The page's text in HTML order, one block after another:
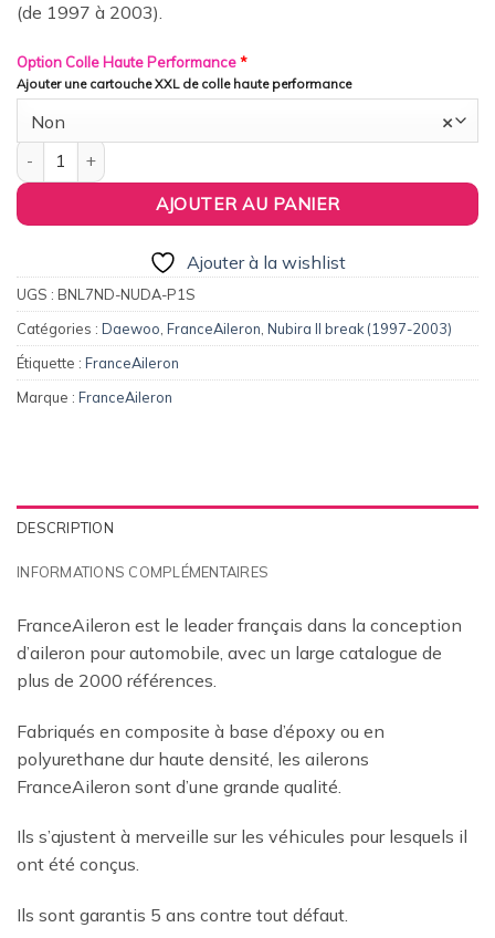
(de 1997 à 2003).
Option Colle Haute Performance*
Ajouter une cartouche XXL de colle haute performance
×
Non
quantité de FranceAileron - Aileron / Becquet Origine Replica
AJOUTER AU PANIER
Ajouter à la wishlist
UGS : BNL7ND-NUDA-P1S
Catégories : Daewoo FranceAileron Nubira II break (1997-2003)
Étiquette : FranceAileron
Marque : FranceAileron
DESCRIPTION
INFORMATIONS COMPLÉMENTAIRES
FranceAileron est le leader français dans la conception
d’aileron pour automobile, avec un large catalogue de
plus de 2000 références.
Fabriqués en composite à base d’époxy ou en
polyurethane dur haute densité, les ailerons
FranceAileron sont d’une grande qualité.
Ils s’ajustent à merveille sur les véhicules pour lesquels il
ont été conçus.
Ils sont garantis 5 ans contre tout défaut.